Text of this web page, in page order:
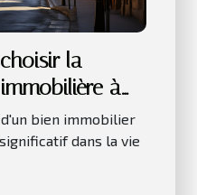
la
à
bien immobilier
dans la vie